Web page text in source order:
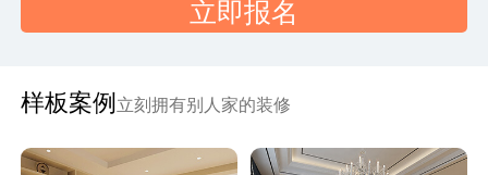
立即报名
样板案例 立刻拥有别人家的装修